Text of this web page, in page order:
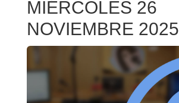
MIÉRCOLES 26
NOVIEMBRE 2025